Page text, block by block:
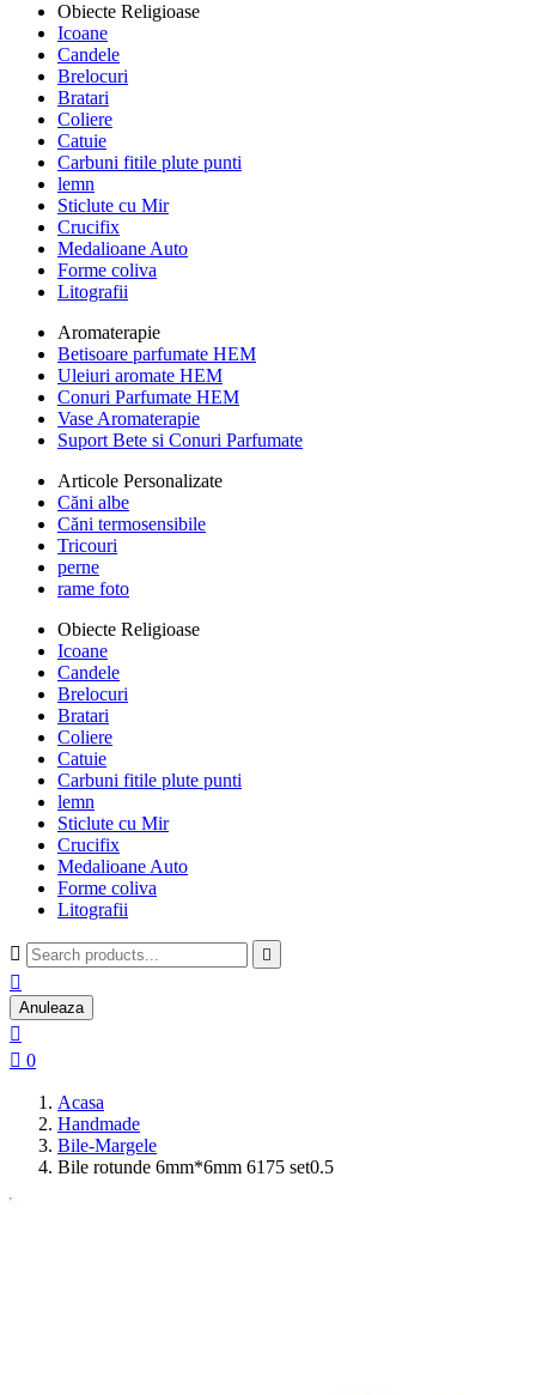
Obiecte Religioase
Icoane
Candele
Brelocuri
Bratari
Coliere
Catuie
Carbuni fitile plute punti
lemn
Sticlute cu Mir
Crucifix
Medalioane Auto
Forme coliva
Litografii
Aromaterapie
Betisoare parfumate HEM
Uleiuri aromate HEM
Conuri Parfumate HEM
Vase Aromaterapie
Suport Bete si Conuri Parfumate
Articole Personalizate
Căni albe
Căni termosensibile
Tricouri
perne
rame foto
Obiecte Religioase
Icoane
Candele
Brelocuri
Bratari
Coliere
Catuie
Carbuni fitile plute punti
lemn
Sticlute cu Mir
Crucifix
Medalioane Auto
Forme coliva
Litografii
 

Anuleaza

 0
Acasa
Handmade
Bile-Margele
Bile rotunde 6mm*6mm 6175 set0.5